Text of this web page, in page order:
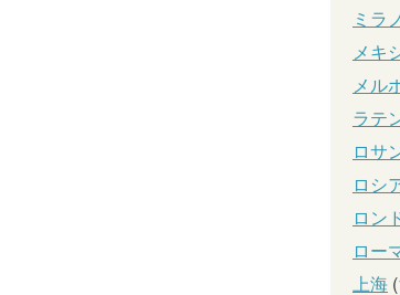
ミラ
メキ
メル
ラテ
ロサ
ロシ
ロン
ロー
上海